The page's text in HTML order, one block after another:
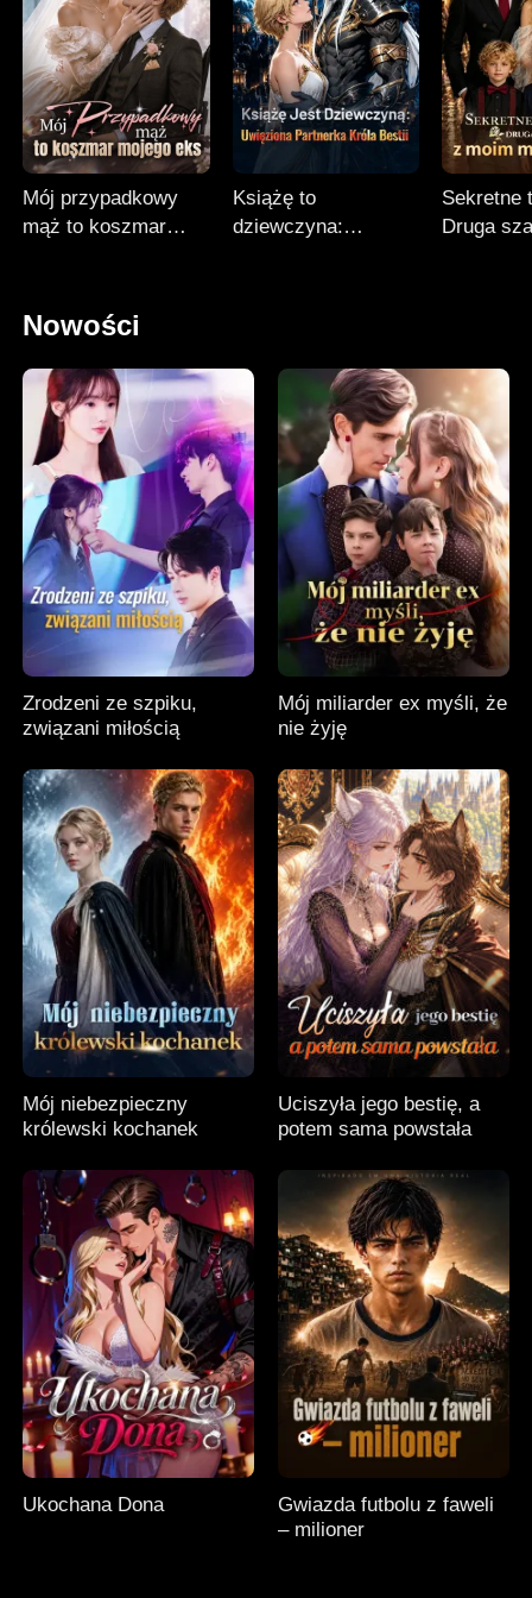
Mój przypadkowy
mąż to koszmar
Książę to
dziewczyna:
Sekretne
Druga
Nowości
Zrodzeni ze szpiku,
związani miłością
Mój miliarder ex myśli, że
nie żyję
Mój niebezpieczny
królewski kochanek
Uciszyła jego bestię, a
potem sama powstała
Ukochana Dona
Gwiazda futbolu z faweli
– milioner